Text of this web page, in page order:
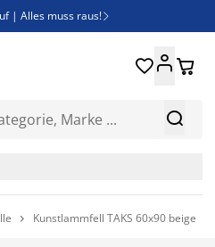
| Alles muss raus! 
Entdecke JYSK-B2B
um nur 40€ 
 
 Kunstlammfell TAKS 60x90 beige